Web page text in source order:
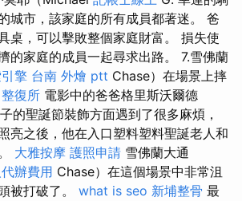
城市，該家庭的所有成員都著迷。 爸
桌，可以擊敗整個家庭財富。 損失使
的家庭的成員一起尋求出路。 7.雪佛蘭
擎 台南 外燴 ptt Chase）在場景上摔
整復所 電影中的爸爸格里斯沃爾德
的聖誕節裝飾方面遇到了很多麻煩，
亮之後，他在入口塑料塑料聖誕老人和
大雅按摩 護照申請 雪佛蘭大通
辦費用 Chase）在這個場景中非常沮
被打破了。 what is seo 新埔整骨 最